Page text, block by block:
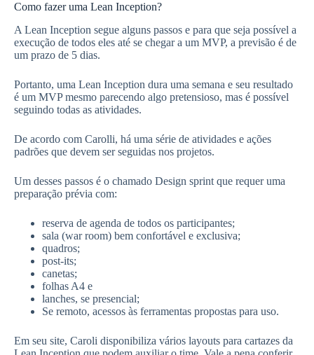
Como fazer uma Lean Inception?
A Lean Inception segue alguns passos e para que seja possível a
execução de todos eles até se chegar a um MVP, a previsão é de
um prazo de 5 dias.
Portanto, uma Lean Inception dura uma semana e seu resultado
é um MVP mesmo parecendo algo pretensioso, mas é possível
seguindo todas as atividades.
De acordo com Carolli, há uma série de atividades e ações
padrões que devem ser seguidas nos projetos.
Um desses passos é o chamado Design sprint que requer uma
preparação prévia com:
reserva de agenda de todos os participantes;
sala (war room) bem confortável e exclusiva;
quadros;
post-its;
canetas;
folhas A4 e
lanches, se presencial;
Se remoto, acessos às ferramentas propostas para uso.
Em seu site, Caroli disponibiliza vários layouts para cartazes da